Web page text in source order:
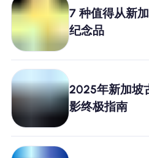
使用 eSIM
企业用户
7 种值得从新
纪念品
2025年新加坡
影终极指南